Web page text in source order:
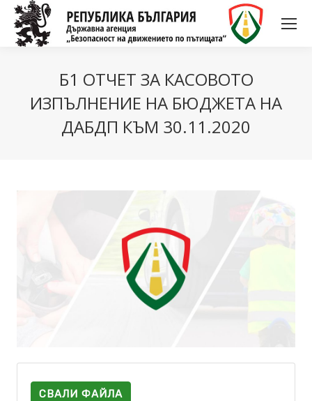
Б1 ОТЧЕТ ЗА КАСОВОТО
ИЗПЪЛНЕНИЕ НА БЮДЖЕТА НА
ДАБДП КЪМ 30.11.2020
СВАЛИ ФАЙЛА